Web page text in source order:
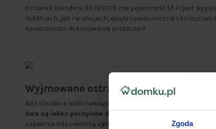
Zgoda
Bzbanek blendera BXJB500E ma pojemność 1,5 l i jest
mililitrach, jak i w uncjach, dzięki czemu można skorzystać
konieczności dokonywania przeliczeń!
Wyjmowane ostrza ze stali nierdzewnej
Nóż blendera kielichowego BXJB500E
dwa są lekko pochylone do góry
zapewnia odpowiednią cyrkulację produktów i równomierne